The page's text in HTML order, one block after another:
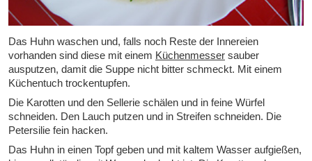
Das Huhn waschen und, falls noch Reste der Innereien
vorhanden sind diese mit einem Küchenmesser sauber
ausputzen, damit die Suppe nicht bitter schmeckt. Mit einem
Küchentuch trockentupfen.
Die Karotten und den Sellerie schälen und in feine Würfel
schneiden. Den Lauch putzen und in Streifen schneiden. Die
Petersilie fein hacken.
Das Huhn in einen Topf geben und mit kaltem Wasser aufgießen,